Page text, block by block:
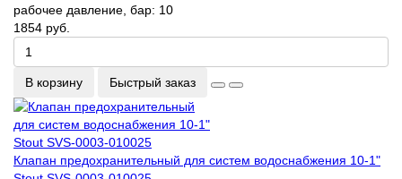
рабочее давление, бар: 10
1854 руб.
В корзину Быстрый заказ
Клапан предохранительный для систем водоснабжения 10-1"